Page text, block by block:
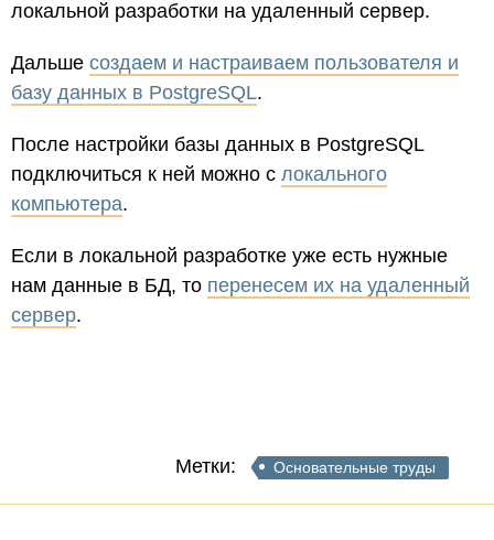
локальной разработки на удаленный сервер.
Дальше создаем и настраиваем пользователя и
базу данных в PostgreSQL.
После настройки базы данных в PostgreSQL
подключиться к ней можно с локального
компьютера.
Если в локальной разработке уже есть нужные
нам данные в БД, то перенесем их на удаленный
сервер.
Метки: Основательные труды